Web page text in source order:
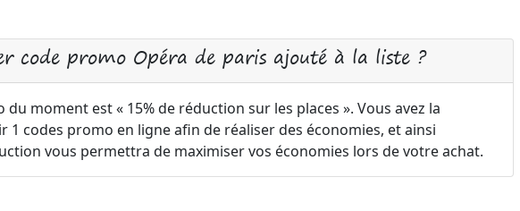
code promo Opéra de paris ajouté à la liste ?
moment est « 15% de réduction sur les places ». Vous avez la
1 codes promo en ligne afin de réaliser des économies, et ainsi
vous permettra de maximiser vos économies lors de votre achat.